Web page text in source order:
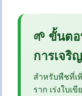
🌱 ขั้นตอ
การเจริ
สำหรับพืชที่เ
ราก เร่งใบเขี